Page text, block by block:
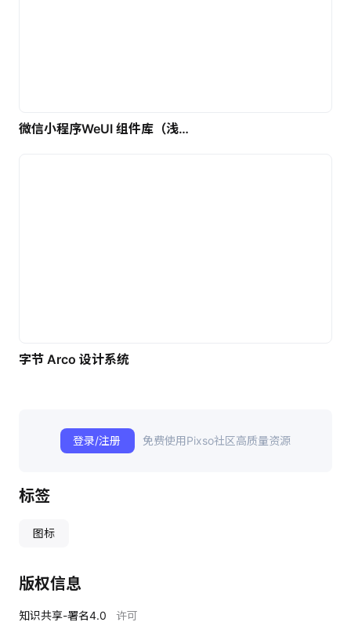
微信小程序WeUI 组件库（浅色）| 免费UI设计素材
字节 Arco 设计系统
登录/注册 免费使用Pixso社区高质量资源
标签
图标
版权信息
知识共享-署名4.0 许可